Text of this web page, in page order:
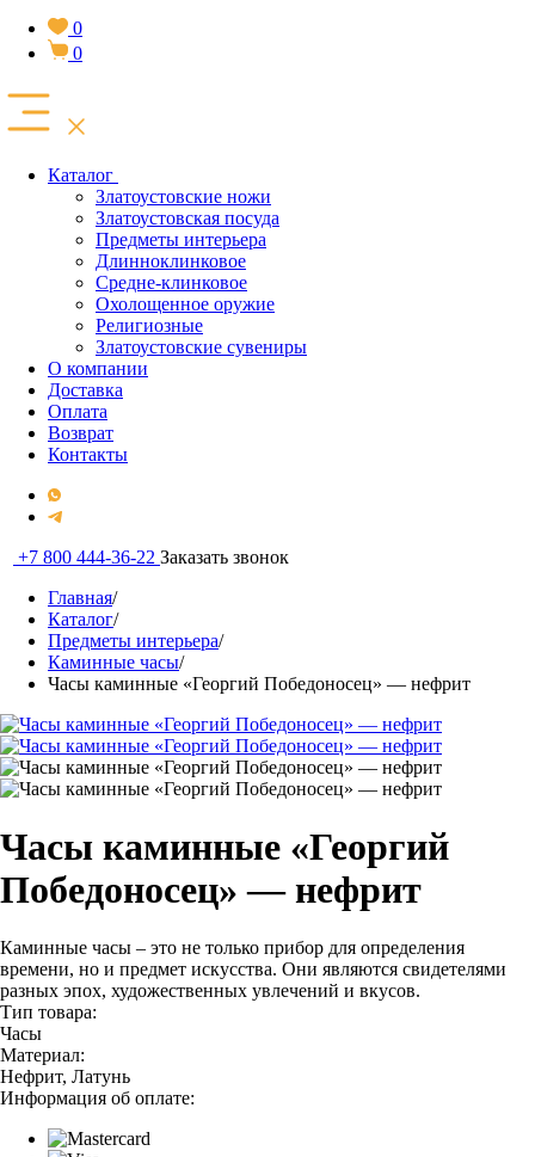
0
0
Каталог
Златоустовские ножи
Златоустовская посуда
Предметы интерьера
Длинноклинковое
Средне-клинковое
Охолощенное оружие
Религиозные
Златоустовские сувениры
О компании
Доставка
Оплата
Возврат
Контакты
+7 800 444-36-22 Заказать звонок
Главная/
Каталог/
Предметы интерьера/
Каминные часы/
Часы каминные «Георгий Победоносец» — нефрит
Часы каминные «Георгий
Победоносец» — нефрит
Каминные часы – это не только прибор для определения
времени, но и предмет искусства. Они являются свидетелями
разных эпох, художественных увлечений и вкусов.
Тип товара:
Часы
Материал:
Нефрит, Латунь
Информация об оплате: